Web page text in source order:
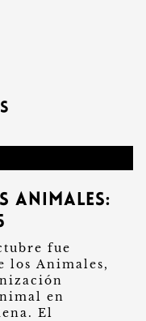
animales:
fue
los Animales,
en
El